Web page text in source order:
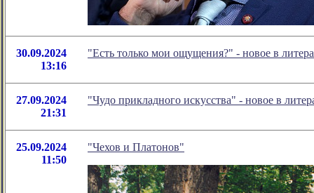
30.09.2024
13:16
"Есть только мои ощущения?" - новое в
27.09.2024
21:31
"Чудо прикладного искусства" - новое в
25.09.2024
11:50
"Чехов и Платонов"